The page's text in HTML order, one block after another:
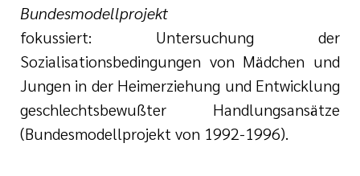
Bundesmodellprojekt
fokussiert: Untersuchung der
Sozialisationsbedingungen von Mädchen und
Jungen in der Heimerziehung und Entwicklung
geschlechtsbewußter Handlungsansätze
(Bundesmodellprojekt von 1992-1996).